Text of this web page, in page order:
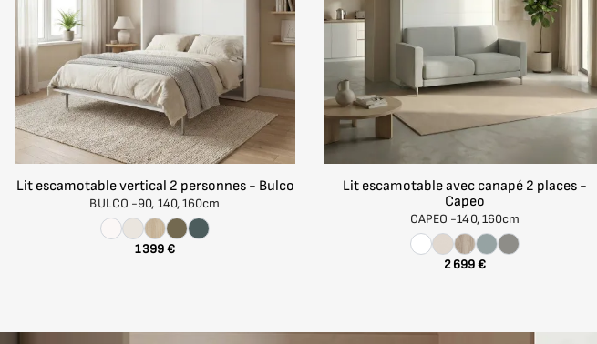
Dimensions : Largeur 41 × Profondeur 44 × Hauteur 73 cm
Avec une étagère réglable en hauteur.
Le couchage du haut ne convient pas aux enfants de moins de 6 ans.
Conforme aux normes de sécurité
Fabriqué en France dans les Landes selon les normes françaises de sécurité
Lit escamotable vertical 2 personnes - Bulco
BULCO -90, 140, 160cm
1 399 €
Lit escamotable avec canapé 2 places -
Capeo
CAPEO -140, 160cm
2 699 €